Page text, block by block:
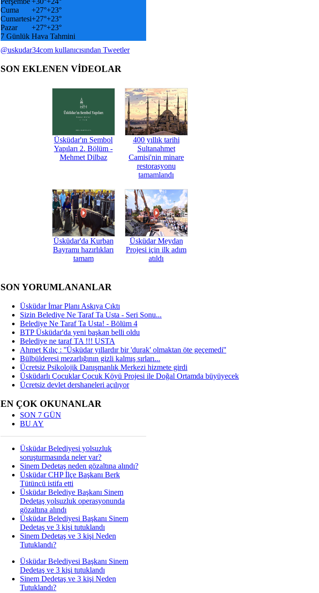
Cuma
+27°+23°
Cumartesi+27°+23°
Pazar
+27°+23°
7 Günlük Hava Tahmini
@uskudar34com kullanıcısından Tweetler
SON EKLENEN VİDEOLAR
Üsküdar'ın Sembol
Yapıları 2. Bölüm -
Mehmet Dilbaz
400 yıllık tarihi
Sultanahmet
Camisi'nin minare
restorasyonu
tamamlandı
Üsküdar'da Kurban
Bayramı hazırlıkları
tamam
Üsküdar Meydan
Projesi için ilk adım
atıldı
SON YORUMLANANLAR
Üsküdar İmar Planı Askıya Çıktı
Sizin Belediye Ne Taraf Ta Usta - Seri Sonu...
Belediye Ne Taraf Ta Usta! - Bölüm 4
BTP Üsküdar'da yeni başkan belli oldu
Belediye ne taraf TA !!! USTA
Ahmet Kılıç : ''Üsküdar yıllardır bir 'durak' olmaktan öte geçemedi''
Bülbülderesi mezarlığının gizli kalmış sırları...
Ücretsiz Psikolojik Danışmanlık Merkezi hizmete girdi
Üsküdarlı Çocuklar Çocuk Köyü Projesi ile Doğal Ortamda büyüyecek
Ücretsiz devlet dershaneleri açılıyor
EN ÇOK OKUNANLAR
SON 7 GÜN
BU AY
Üsküdar Belediyesi yolsuzluk
soruşturmasında neler var?
Sinem Dedetaş neden gözaltına alındı?
Üsküdar CHP İlçe Başkanı Berk
Tütüncü istifa etti
Üsküdar Belediye Başkanı Sinem
Dedetaş yolsuzluk operasyonunda
gözaltına alındı
Üsküdar Belediyesi Başkanı Sinem
Dedetaş ve 3 kişi tutuklandı
Sinem Dedetaş ve 3 kişi Neden
Tutuklandı?
Üsküdar Belediyesi Başkanı Sinem
Dedetaş ve 3 kişi tutuklandı
Sinem Dedetaş ve 3 kişi Neden
Tutuklandı?